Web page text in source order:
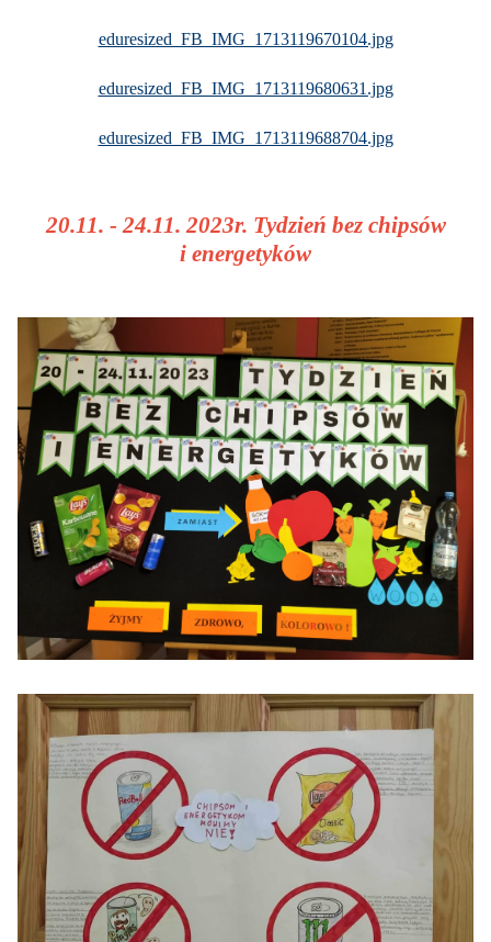
eduresized_FB_IMG_1713119670104.jpg
eduresized_FB_IMG_1713119680631.jpg
eduresized_FB_IMG_1713119688704.jpg
20.11. - 24.11. 2023r. Tydzień bez chipsów
i energetyków